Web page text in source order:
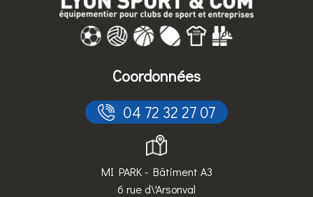
Coordonnées
04 72 32 27 07
MI PARK - Bâtiment A3
6 rue d\'Arsonval